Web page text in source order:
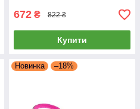
672 ₴ 822 ₴
Купити
Новинка –18%